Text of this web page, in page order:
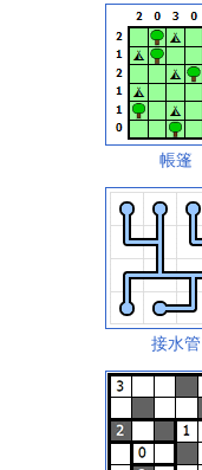
帳篷
接水管